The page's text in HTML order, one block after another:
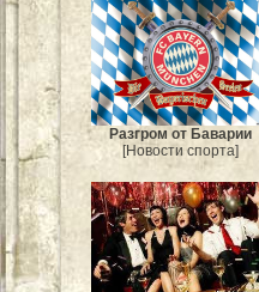
Разгром от Баварии
[Новости спорта]